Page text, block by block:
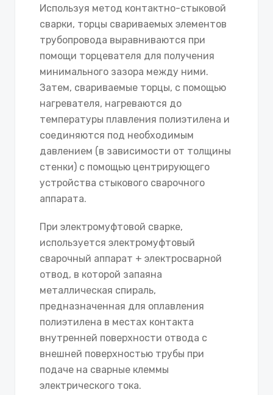
Используя метод контактно-стыковой
сварки, торцы свариваемых элементов
трубопровода выравниваются при
помощи торцевателя для получения
минимального зазора между ними.
Затем, свариваемые торцы, с помощью
нагревателя, нагреваются до
температуры плавления полиэтилена и
соединяются под необходимым
давлением (в зависимости от толщины
стенки) с помощью центрирующего
устройства стыкового сварочного
аппарата.
При электромуфтовой сварке,
используется электромуфтовый
сварочный аппарат + электросварной
отвод, в которой запаяна
металлическая спираль,
предназначенная для оплавления
полиэтилена в местах контакта
внутренней поверхности отвода с
внешней поверхностью трубы при
подаче на сварные клеммы
электрического тока.